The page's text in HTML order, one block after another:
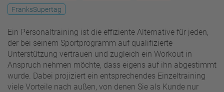
FranksSupertag
Ein Personaltraining ist die effiziente Alternative für jeden,
der bei seinem Sportprogramm auf qualifizierte
Unterstützung vertrauen und zugleich ein Workout in
Anspruch nehmen möchte, dass eigens auf ihn abgestimmt
wurde. Dabei projiziert ein entsprechendes Einzeltraining
viele Vorteile nach außen, von denen Sie als Kunde nur